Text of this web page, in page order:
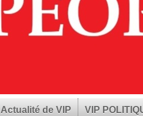
Actualité de VIP VIP